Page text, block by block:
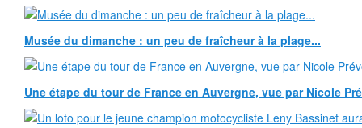
Musée du dimanche : un peu de fraîcheur à la plage...
Une étape du tour de France en Auvergne, vue par Nicole